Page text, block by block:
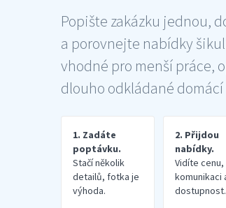
Popište zakázku jednou,
a porovnejte nabídky
vhodné pro menší práce,
dlouho odkládané domácí
1. Zadáte
poptávku.
Stačí několik
detailů, fotka je
výhoda.
2. Přijdou
nabídky.
Vidíte cenu,
komunikaci
dostupnost.